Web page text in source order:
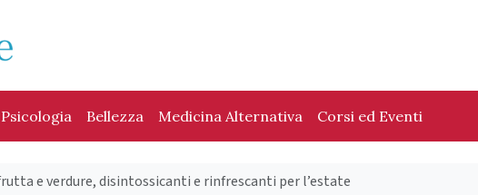
Psicologia Bellezza Medicina Alternativa Corsi ed Eventi
e verdure, disintossicanti e rinfrescanti per l’estate